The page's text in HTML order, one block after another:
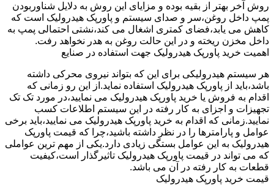
روش آخر بهتر از بقیه بوده و مزایای این روش به دلایل شناوربودن
پمپ داخل روغن،سر و صدای سیستم و پاورپک هیدرولیک است که
کاهش می یابد،فضای کمتری اشغال می کند،نشتی احتمالی پمپ به
داخل مخزن ریخته و در این حالت روغن به هدر نخواهد رفت.
اهمیت خرید پاورپک هیدرولیک جهت استفاده در صنایع
هر سیستم هیدرولیکی برای این که بتواند نیروی محرکی داشته
باشد،باید از پاورپک هیدرولیک استفاده نماید.از این رو زمانی که
اقدام به فروش یا خرید پاورپک هیدرولیک می نمایید،در مورد تک تک
تجهیزات و اجزای به کار رفته در این سیستم اطلاعات کسب
نمایید.زمانی که اقدام به خرید پاورپک هیدرولیک می نمایید،باید برخی
عوامل و پارامترها را در نظر داشته باشید،چرا که قیمت پاورپک
هیدرولیک به این عوامل بستگی زیادی دارد.یکی از مهم ترین عواملی
که می تواند در قیمت پاورپک هیدرولیک تاثیرگذار است،کیفیت
قطعات به کار رفته در آن می باشد.
قیمت خرید پاورپک هیدرولیک